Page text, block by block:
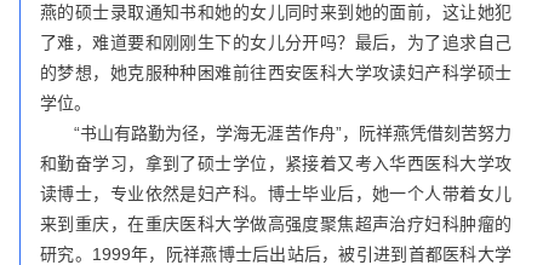
燕的硕士录取通知书和她的女儿同时来到她的面前，这让她犯
了难，难道要和刚刚生下的女儿分开吗？最后，为了追求自己
的梦想，她克服种种困难前往西安医科大学攻读妇产科学硕士
学位。
“书山有路勤为径，学海无涯苦作舟”，阮祥燕凭借刻苦努力
和勤奋学习，拿到了硕士学位，紧接着又考入华西医科大学攻
读博士，专业依然是妇产科。博士毕业后，她一个人带着女儿
来到重庆，在重庆医科大学做高强度聚焦超声治疗妇科肿瘤的
研究。1999年，阮祥燕博士后出站后，被引进到首都医科大学